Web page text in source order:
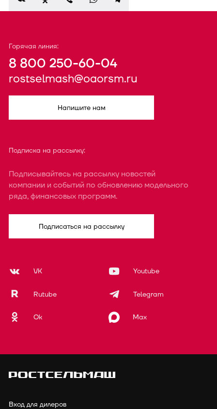
Горячая линия:
8 800 250-60-04
rostselmash@oaorsm.ru
Напишите нам
Подписка на рассылку:
Подписывайтесь на рассылку новостей
компании и событий по обновлению модельного
ряда, финансовых программ.
Подписаться на рассылку
VK Youtube
Rutube Telegram
Ok Max
Вход для дилеров